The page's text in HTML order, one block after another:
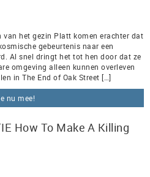
van het gezin Platt komen erachter dat
gebeurtenis naar een
Al snel dringt het tot hen door dat ze
omgeving alleen kunnen overleven
in The End of Oak Street […]
nu mee!
How To Make A Killing